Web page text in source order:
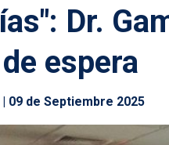
Dr.
espera
09 de Septiembre 2025